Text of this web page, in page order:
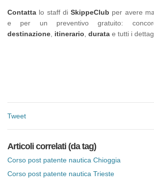
Contatta lo staff diSkippeClub per avere
e per un preventivo gratuito:
destinazione itinerario durata e tutti i
Tweet
Articoli correlati (da tag)
Corso post patente nautica Chioggia
Corso post patente nautica Trieste